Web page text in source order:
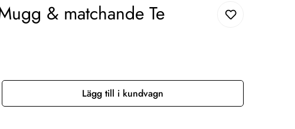
& matchande Te
Lägg till i kundvagn